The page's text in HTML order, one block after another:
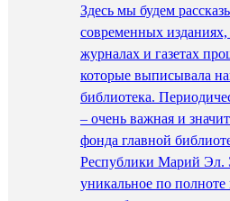
Здесь мы будем
современных изданиях,
журналах и газетах
которые выписывала
библиотека.
– очень важная и
фонда главной
Республики Марий Эл.
уникальное по полноте